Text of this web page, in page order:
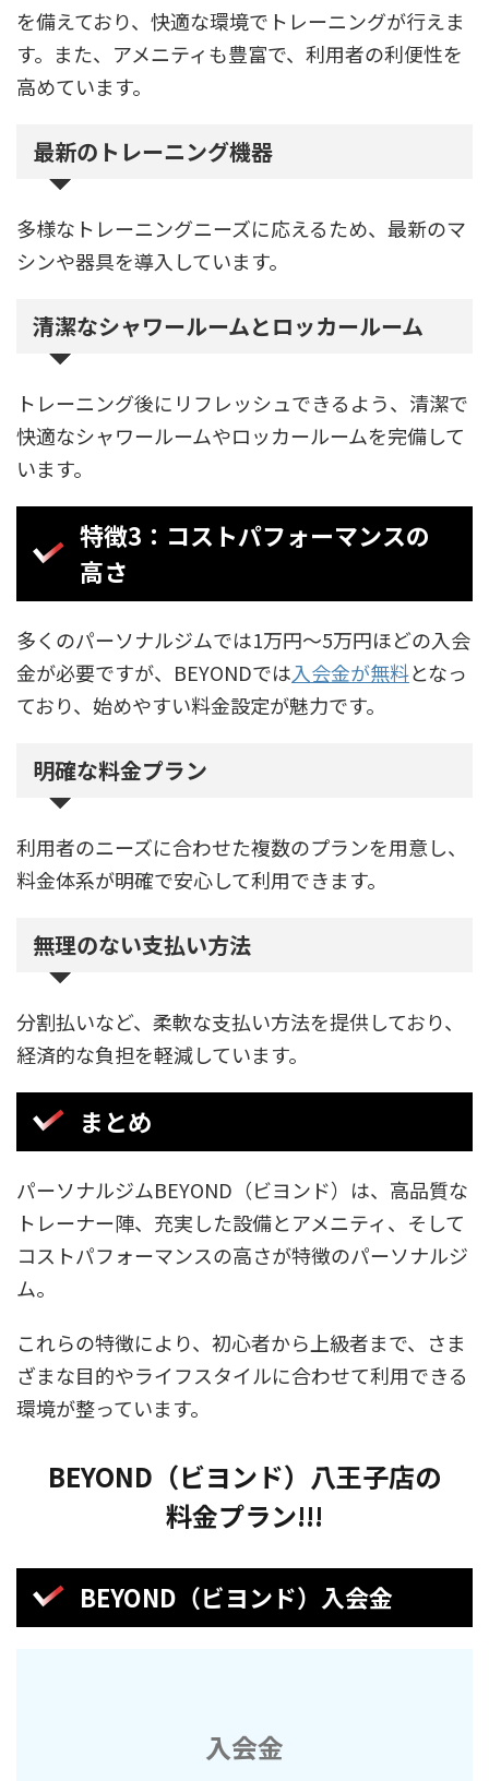
を備えており、快適な環境でトレーニングが行えま
す。また、アメニティも豊富で、利用者の利便性を
高めています。
最新のトレーニング機器
多様なトレーニングニーズに応えるため、最新のマ
シンや器具を導入しています。
清潔なシャワールームとロッカールーム
トレーニング後にリフレッシュできるよう、清潔で
快適なシャワールームやロッカールームを完備して
います。
特徴3：コストパフォーマンスの
高さ
多くのパーソナルジムでは1万円～5万円ほどの入会
金が必要ですが、BEYONDでは入会金が無料となっ
ており、始めやすい料金設定が魅力です。
明確な料金プラン
利用者のニーズに合わせた複数のプランを用意し、
料金体系が明確で安心して利用できます。
無理のない支払い方法
分割払いなど、柔軟な支払い方法を提供しており、
経済的な負担を軽減しています。
まとめ
パーソナルジムBEYOND（ビヨンド）は、高品質な
トレーナー陣、充実した設備とアメニティ、そして
コストパフォーマンスの高さが特徴のパーソナルジ
ム。
これらの特徴により、初心者から上級者まで、さま
ざまな目的やライフスタイルに合わせて利用できる
環境が整っています。
BEYOND（ビヨンド）八王子店の
料金プラン!!!
BEYOND（ビヨンド）入会金
入会金